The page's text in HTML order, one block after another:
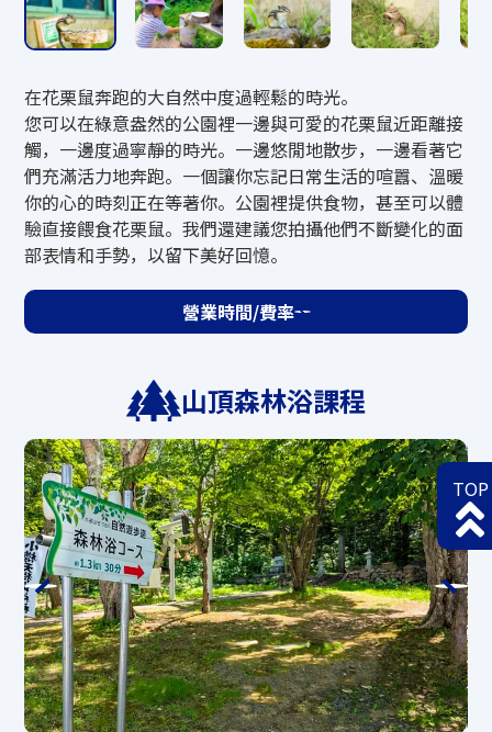
在花栗鼠奔跑的大自然中度過輕鬆的時光。
您可以在綠意盎然的公園裡一邊與可愛的花栗鼠近距離接
觸，一邊度過寧靜的時光。一邊悠閒地散步，一邊看著它
們充滿活力地奔跑。一個讓你忘記日常生活的喧囂、溫暖
你的心的時刻正在等著你。公園裡提供食物，甚至可以體
驗直接餵食花栗鼠。我們還建議您拍攝他們不斷變化的面
部表情和手勢，以留下美好回憶。
營業時間/費率
山頂森林浴課程
*如果因風而無法在山頂運行，巴士將在山
*請注意，如果即使在山腳下風力也很大，
出於安全考慮，行程將被取消。
*營運決定將於17:00左右做出，並在mate
的Instagram上做出https://www.instagra
m.com/mate.hotairballoon/的故事
它將發佈在天狗山官方主頁上。
天狗山滑塊
營業期間
5月23日（週六）～10月12日（週一·假
日）
營業時間
10：00～12：30／13：30～17：00
（接待截止時間為16:30）
10月1日（週四）起16:30結束
捲動
TOP